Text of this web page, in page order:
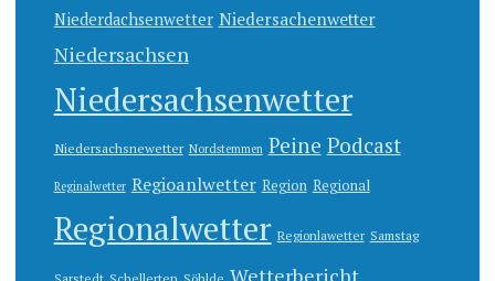
Niederdachsenwetter Niedersachenwetter
Niedersachsen
Niedersachsenwetter
Niedersachsnewetter Nordstemmen Peine Podcast
Reginalwetter Regioanlwetter Region Regional
Regionalwetter Regionlawetter Samstag